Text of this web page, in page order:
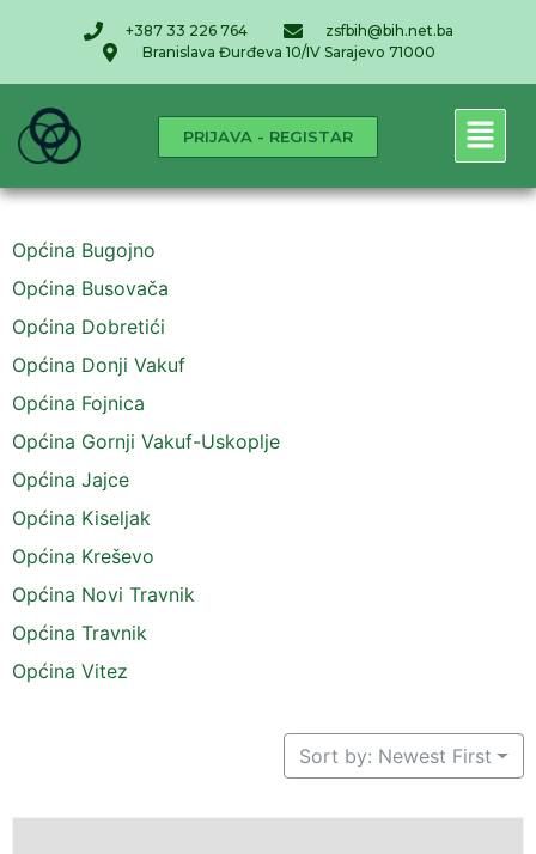
+387 33 226 764
zsfbih@bih.net.ba
Branislava Đurđeva 10/IV Sarajevo 71000
PRIJAVA - REGISTAR
Općina Bugojno
Općina Busovača
Općina Dobretići
Općina Donji Vakuf
Općina Fojnica
Općina Gornji Vakuf-Uskoplje
Općina Jajce
Općina Kiseljak
Općina Kreševo
Općina Novi Travnik
Općina Travnik
Općina Vitez
Sort by: Newest First